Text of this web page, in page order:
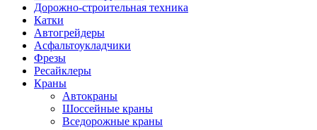
Дорожно-строительная техника
Катки
Автогрейдеры
Асфальтоукладчики
Фрезы
Ресайклеры
Краны
Автокраны
Шоссейные краны
Вседорожные краны